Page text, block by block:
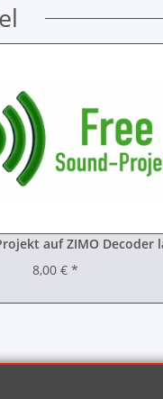
auf ZIMO Decoder
8,00 € *